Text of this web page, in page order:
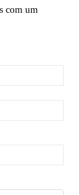
com um